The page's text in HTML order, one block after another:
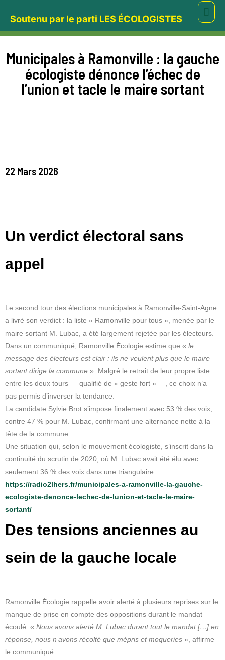
contenu
Soutenu par le parti LES ÉCOLOGISTES
Municipales à Ramonville : la gauche
écologiste dénonce l’échec de
l’union et tacle le maire sortant
22 Mars 2026
Un verdict électoral sans
appel
Le second tour des élections municipales à Ramonville-Saint-Agne
a livré son verdict : la liste « Ramonville pour tous », menée par le
maire sortant M. Lubac, a été largement rejetée par les électeurs.
Dans un communiqué, Ramonville Écologie estime que « le
message des électeurs est clair : ils ne veulent plus que le maire
sortant dirige la commune ». Malgré le retrait de leur propre liste
entre les deux tours — qualifié de « geste fort » —, ce choix n’a
pas permis d’inverser la tendance.
La candidate Sylvie Brot s’impose finalement avec 53 % des voix,
contre 47 % pour M. Lubac, confirmant une alternance nette à la
tête de la commune.
Une situation qui, selon le mouvement écologiste, s’inscrit dans la
continuité du scrutin de 2020, où M. Lubac avait été élu avec
seulement 36 % des voix dans une triangulaire.
https://radio2lhers.fr/municipales-a-ramonville-la-gauche-
ecologiste-denonce-lechec-de-lunion-et-tacle-le-maire-
sortant/
Des tensions anciennes au
sein de la gauche locale
Ramonville Écologie rappelle avoir alerté à plusieurs reprises sur le
manque de prise en compte des oppositions durant le mandat
écoulé. « Nous avons alerté M. Lubac durant tout le mandat […] en
réponse, nous n’avons récolté que mépris et moqueries », affirme
le communiqué.